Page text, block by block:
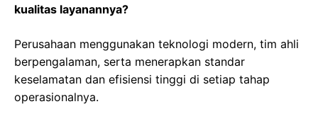
kualitas layanannya?
Perusahaan menggunakan teknologi modern, tim ahli
berpengalaman, serta menerapkan standar
keselamatan dan efisiensi tinggi di setiap tahap
operasionalnya.